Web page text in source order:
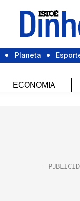
Planeta
ECONOMIA